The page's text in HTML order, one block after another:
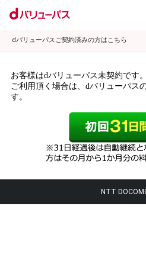
dバリューパスご契約済みの方はこちら
お客様はdバリューパス未契約です。
ご利用頂く場合は、dバリューパス
す。
NTT